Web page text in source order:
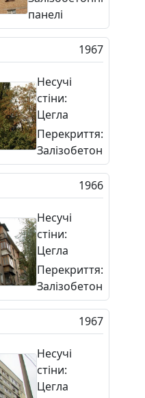
панелі
1967
Несучі
стіни:
Цегла
Перекриття:
Залізобетон
1966
Несучі
стіни:
Цегла
Перекриття:
Залізобетон
1967
Несучі
стіни:
Цегла